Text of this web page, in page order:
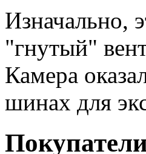
Изначально,
"гнутый"
Камера
шинах для